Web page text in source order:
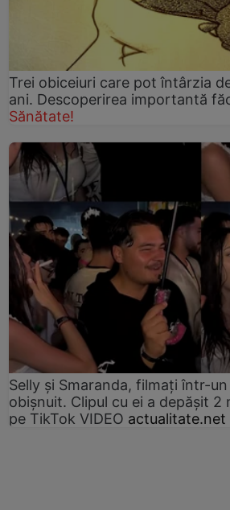
Trei obiceiuri care pot întârzia
ani. Descoperirea importantă
Sănătate!
Selly și Smaranda, filmați într-
obișnuit. Clipul cu ei a depășit 2
pe TikTok VIDEO actualitate.net